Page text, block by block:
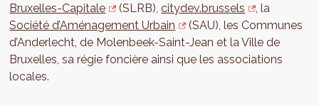
Bruxelles-Capitale
(SLRB),citydev.brussels
, la
Société d’Aménagement Urbain
(SAU), les Communes
d’Anderlecht, de Molenbeek-Saint-Jean et la Ville de
Bruxelles, sa régie foncière ainsi que les associations
locales.